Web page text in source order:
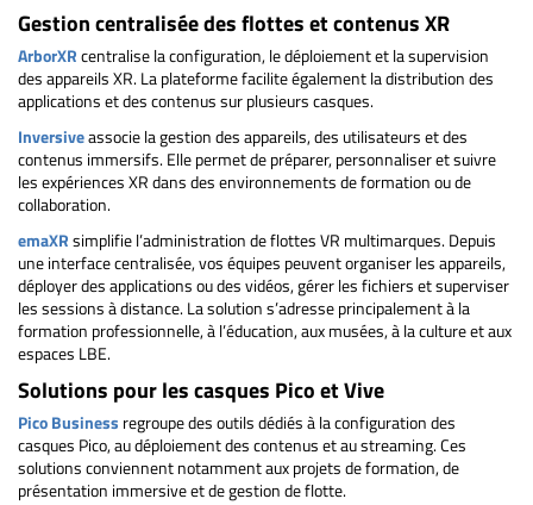
Gestion centralisée des flottes et contenus XR
ArborXRcentralise la configuration, le déploiement et la supervision
des appareils XR. La plateforme facilite également la distribution des
applications et des contenus sur plusieurs casques.
Inversiveassocie la gestion des appareils, des utilisateurs et des
contenus immersifs. Elle permet de préparer, personnaliser et suivre
les expériences XR dans des environnements de formation ou de
collaboration.
emaXRsimplifie l’administration de flottes VR multimarques. Depuis
une interface centralisée, vos équipes peuvent organiser les appareils,
déployer des applications ou des vidéos, gérer les fichiers et superviser
les sessions à distance. La solution s’adresse principalement à la
formation professionnelle, à l’éducation, aux musées, à la culture et aux
espaces LBE.
Solutions pour les casques Pico et Vive
Pico Business regroupe des outils dédiés à la configuration des
casques Pico, au déploiement des contenus et au streaming. Ces
solutions conviennent notamment aux projets de formation, de
présentation immersive et de gestion de flotte.